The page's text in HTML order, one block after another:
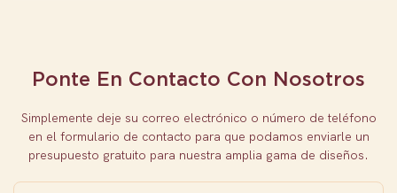
Ponte En Contacto Con Nosotros
Simplemente deje su correo electrónico o número de teléfono
en el formulario de contacto para que podamos enviarle un
presupuesto gratuito para nuestra amplia gama de diseños.